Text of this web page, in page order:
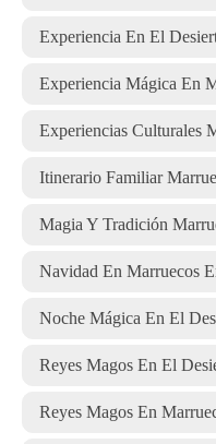
Experiencia En El
Experiencia Mágica En
Experiencias Culturales
Itinerario Familiar
Magia Y Tradición
Navidad En Marruecos
Noche Mágica En El
Reyes Magos En El
Reyes Magos En